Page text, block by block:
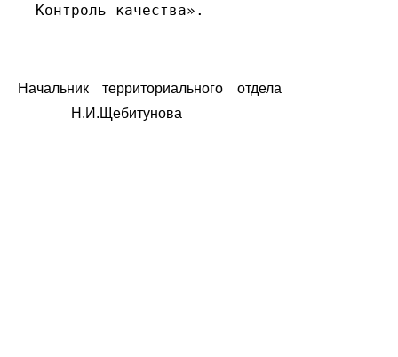
Контроль качества».
Начальник территориального отдела
Н.И.Щебитунова